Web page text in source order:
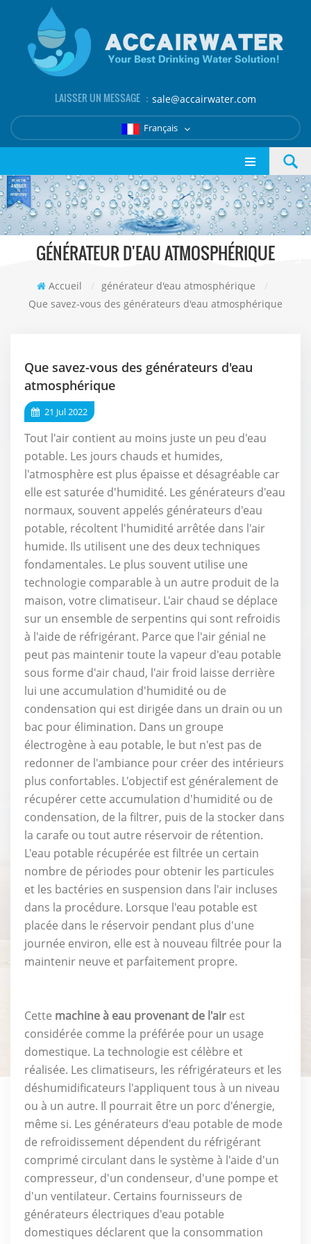
LAISSER UN MESSAGE ： sale@accairwater.com
Français
GÉNÉRATEUR D'EAU ATMOSPHÉRIQUE
Accueil / générateur d'eau atmosphérique
/
Que savez-vous des générateurs d'eau atmosphérique
Que savez-vous des générateurs d'eau
atmosphérique
21 Jul 2022
Tout l'air contient au moins juste un peu d'eau
potable. Les jours chauds et humides,
l'atmosphère est plus épaisse et désagréable car
elle est saturée d'humidité. Les générateurs d'eau
normaux, souvent appelés générateurs d'eau
potable, récoltent l'humidité arrêtée dans l'air
humide. Ils utilisent une des deux techniques
fondamentales. Le plus souvent utilise une
technologie comparable à un autre produit de la
maison, votre climatiseur. L'air chaud se déplace
sur un ensemble de serpentins qui sont refroidis
à l'aide de réfrigérant. Parce que l'air génial ne
peut pas maintenir toute la vapeur d'eau potable
sous forme d'air chaud, l'air froid laisse derrière
lui une accumulation d'humidité ou de
condensation qui est dirigée dans un drain ou un
bac pour élimination. Dans un groupe
électrogène à eau potable, le but n'est pas de
redonner de l'ambiance pour créer des intérieurs
plus confortables. L'objectif est généralement de
récupérer cette accumulation d'humidité ou de
condensation, de la filtrer, puis de la stocker dans
la carafe ou tout autre réservoir de rétention.
L'eau potable récupérée est filtrée un certain
nombre de périodes pour obtenir les particules
et les bactéries en suspension dans l'air incluses
dans la procédure. Lorsque l'eau potable est
placée dans le réservoir pendant plus d'une
journée environ, elle est à nouveau filtrée pour la
maintenir neuve et parfaitement propre.
Cette machine à eau provenant de l'air est
considérée comme la préférée pour un usage
domestique. La technologie est célèbre et
réalisée. Les climatiseurs, les réfrigérateurs et les
déshumidificateurs l'appliquent tous à un niveau
ou à un autre. Il pourrait être un porc d'énergie,
même si. Les générateurs d'eau potable de mode
de refroidissement dépendent du réfrigérant
comprimé circulant dans le système à l'aide d'un
compresseur, d'un condenseur, d'une pompe et
d'un ventilateur. Certains fournisseurs de
générateurs électriques d'eau potable
domestiques déclarent que la consommation